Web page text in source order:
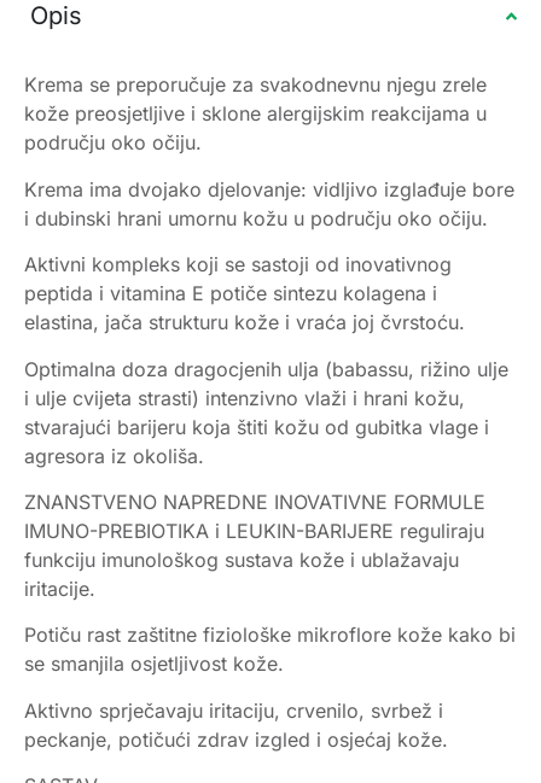
Opis
Krema se preporučuje za svakodnevnu njegu zrele
kože preosjetljive i sklone alergijskim reakcijama u
području oko očiju.
Krema ima dvojako djelovanje: vidljivo izglađuje bore
i dubinski hrani umornu kožu u području oko očiju.
Aktivni kompleks koji se sastoji od inovativnog
peptida i vitamina E potiče sintezu kolagena i
elastina, jača strukturu kože i vraća joj čvrstoću.
Optimalna doza dragocjenih ulja (babassu, rižino ulje
i ulje cvijeta strasti) intenzivno vlaži i hrani kožu,
stvarajući barijeru koja štiti kožu od gubitka vlage i
agresora iz okoliša.
ZNANSTVENO NAPREDNE INOVATIVNE FORMULE
IMUNO-PREBIOTIKA i LEUKIN-BARIJERE reguliraju
funkciju imunološkog sustava kože i ublažavaju
iritacije.
Potiču rast zaštitne fiziološke mikroflore kože kako bi
se smanjila osjetljivost kože.
Aktivno sprječavaju iritaciju, crvenilo, svrbež i
peckanje, potičući zdrav izgled i osjećaj kože.